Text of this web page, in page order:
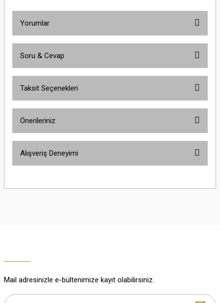
Yorumlar
Soru & Cevap
Taksit Seçenekleri
Önerileriniz
yetersiz gördüğünüz noktaları öneri formunu kullanarak tarafımıza
Alışveriş Deneyimi
Mail adresinizle e-bültenimize kayıt olabilirsiniz.